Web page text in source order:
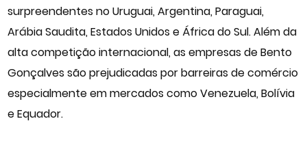
surpreendentes no Uruguai, Argentina, Paraguai,
Arábia Saudita, Estados Unidos e África do Sul. Além da
alta competição internacional, as empresas de Bento
Gonçalves são prejudicadas por barreiras de comércio
especialmente em mercados como Venezuela, Bolívia
e Equador.